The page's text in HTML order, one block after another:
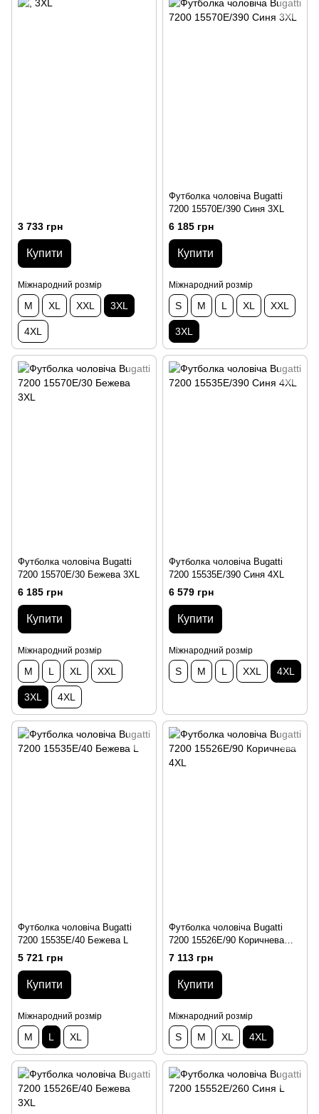
3 733 грн
Купити
Міжнародний розмір
M XL XXL 3XL
4XL
Футболка чоловіча Bugatti
7200 15570E/390 Синя 3XL
6 185 грн
Купити
Міжнародний розмір
S M L XL XXL
3XL
Футболка чоловіча Bugatti
7200 15570E/30 Бежева 3XL
6 185 грн
Купити
Міжнародний розмір
M L XL XXL
3XL 4XL
Футболка чоловіча Bugatti
7200 15535E/390 Синя 4XL
6 579 грн
Купити
Міжнародний розмір
S M L XXL 4XL
Футболка чоловіча Bugatti
7200 15535E/40 Бежева L
5 721 грн
Купити
Міжнародний розмір
M L XL
Футболка чоловіча Bugatti
7200 15526E/90 Коричнева
4XL
7 113 грн
Купити
Міжнародний розмір
S M XL 4XL